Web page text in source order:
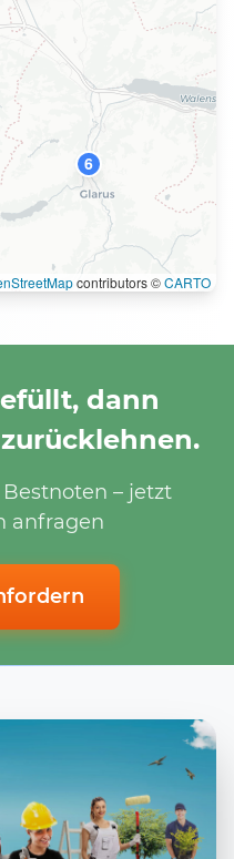
6
contributors ©CARTO
dann
– jetzt
anfragen